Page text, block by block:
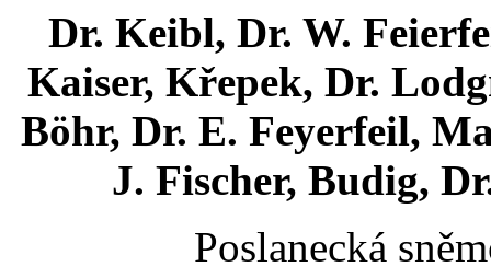
Dr. Keibl, Dr. W.
Kaiser, Křepek, Dr.
Böhr, Dr. E. Feyerfeil,
J. Fischer, Budig,
Poslanecká